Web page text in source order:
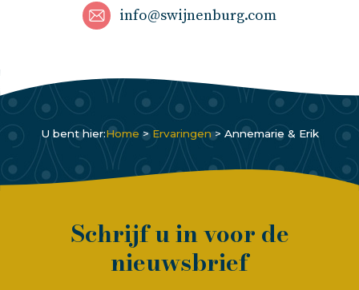
info@swijnenburg.com
U bent hier:Home > Ervaringen > Annemarie & Erik
Schrijf u in voor de
nieuwsbrief